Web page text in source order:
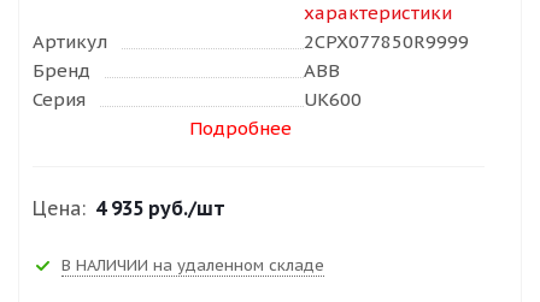
характеристики
Артикул
2CPX077850R9999
Бренд
ABB
Серия
UK600
Подробнее
Цена: 4 935 руб./шт
В НАЛИЧИИ на удаленном складе